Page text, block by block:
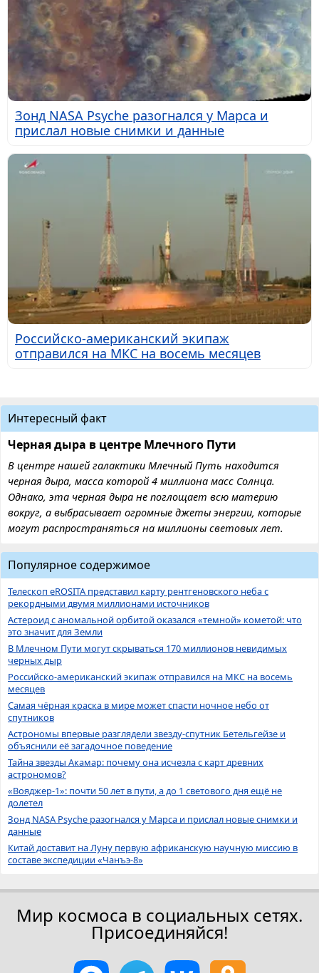
Зонд NASA Psyche разогнался у Марса и
прислал новые снимки и данные
Российско-американский экипаж
отправился на МКС на восемь месяцев
Интересный факт
Черная дыра в центре Млечного Пути
В центре нашей галактики Млечный Путь находится
черная дыра, масса которой 4 миллиона масс Солнца.
Однако, эта черная дыра не поглощает всю материю
вокруг, а выбрасывает огромные джеты энергии, которые
могут распространяться на миллионы световых лет.
Популярное содержимое
Телескоп eROSITA представил карту рентгеновского неба с
рекордными двумя миллионами источников
Астероид с аномальной орбитой оказался «темной» кометой: что
это значит для Земли
В Млечном Пути могут скрываться 170 миллионов невидимых
черных дыр
Российско-американский экипаж отправился на МКС на восемь
месяцев
Самая чёрная краска в мире может спасти ночное небо от
спутников
Астрономы впервые разглядели звезду-спутник Бетельгейзе и
объяснили её загадочное поведение
Тайна звезды Акамар: почему она исчезла с карт древних
астрономов?
«Вояджер-1»: почти 50 лет в пути, а до 1 светового дня ещё не
долетел
Зонд NASA Psyche разогнался у Марса и прислал новые снимки и
данные
Китай доставит на Луну первую африканскую научную миссию в
составе экспедиции «Чанъэ-8»
Мир космоса в социальных сетях.
Присоединяйся!